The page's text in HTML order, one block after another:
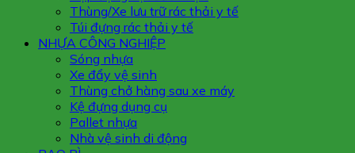
Thùng/Xe lưu trữ rác thải y tế
Túi đựng rác thải y tế
NHỰA CÔNG NGHIỆP
Sóng nhựa
Xe đẩy vệ sinh
Thùng chở hàng sau xe máy
Kệ đựng dụng cụ
Pallet nhựa
Nhà vệ sinh di động